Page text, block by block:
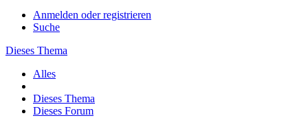
Anmelden oder registrieren
Suche
Dieses Thema
Alles
Dieses Thema
Dieses Forum